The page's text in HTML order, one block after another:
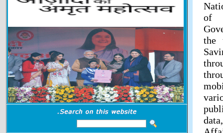
of
the